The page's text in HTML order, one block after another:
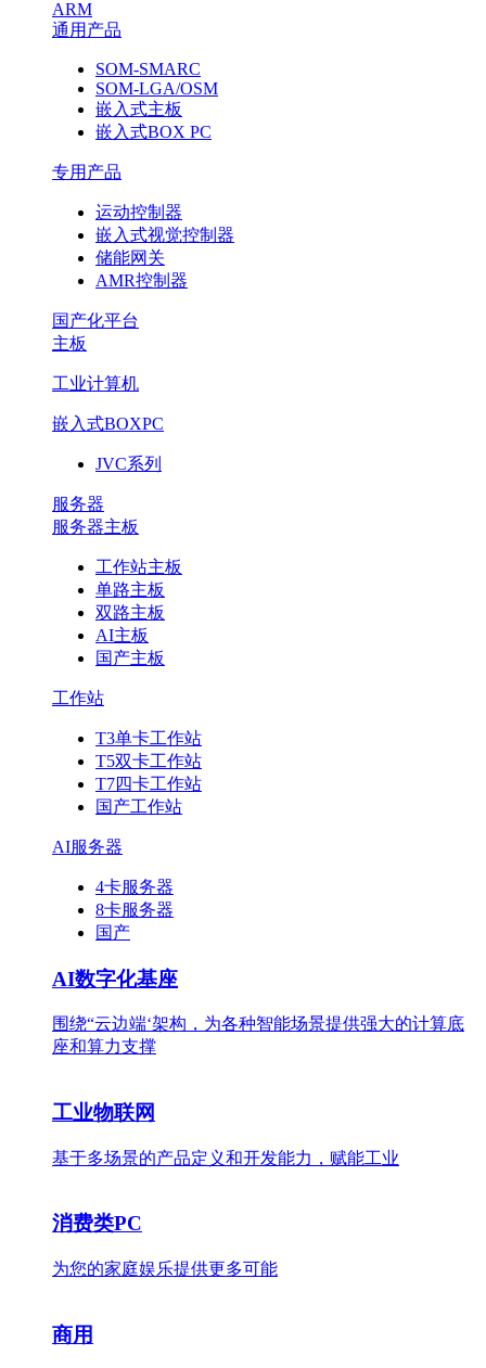
ARM
通用产品
SOM-SMARC
SOM-LGA/OSM
嵌入式主板
嵌入式BOX PC
专用产品
运动控制器
嵌入式视觉控制器
储能网关
AMR控制器
国产化平台
主板
工业计算机
嵌入式BOXPC
JVC系列
服务器
服务器主板
工作站主板
单路主板
双路主板
AI主板
国产主板
工作站
T3单卡工作站
T5双卡工作站
T7四卡工作站
国产工作站
AI服务器
4卡服务器
8卡服务器
国产
AI数字化基座
围绕“云边端‘架构，为各种智能场景提供强大的计算底
座和算力支撑
工业物联网
基于多场景的产品定义和开发能力，赋能工业
消费类PC
为您的家庭娱乐提供更多可能
商用